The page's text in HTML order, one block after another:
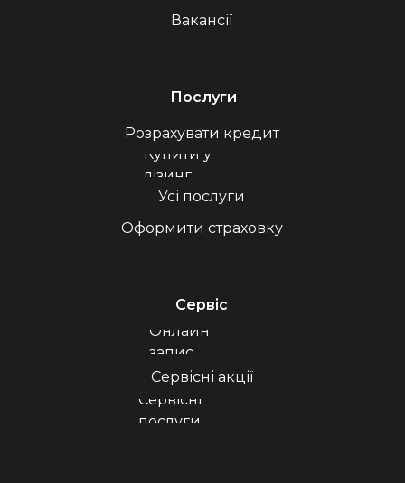
Онлайн
запис
Сервісні
послуги
Сервісні акції
Сервіс
Вакансії
Купити у
лізинг
Оформити страховку
Усі послуги
Послуги
Розрахувати кредит